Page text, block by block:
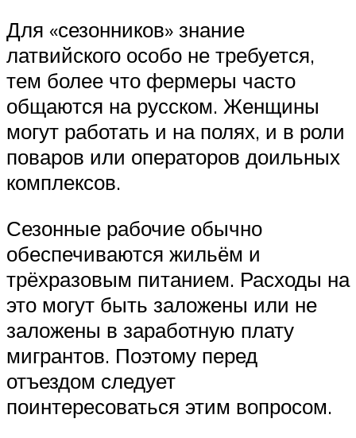
Для «сезонников» знание
латвийского особо не требуется,
тем более что фермеры часто
общаются на русском. Женщины
могут работать и на полях, и в роли
поваров или операторов доильных
комплексов.
Сезонные рабочие обычно
обеспечиваются жильём и
трёхразовым питанием. Расходы на
это могут быть заложены или не
заложены в заработную плату
мигрантов. Поэтому перед
отъездом следует
поинтересоваться этим вопросом.